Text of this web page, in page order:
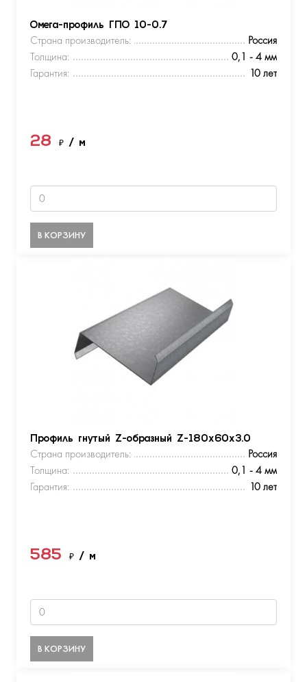
Омега-профиль ГПО 10-0.7
Страна производитель:
Россия
Толщина:
0,1 - 4 мм
Гарантия:
10 лет
28 ₽ / м
В КОРЗИНУ
Профиль гнутый Z-образный Z-180х60х3.0
Страна производитель:
Россия
Толщина:
0,1 - 4 мм
Гарантия:
10 лет
585 ₽ / м
В КОРЗИНУ